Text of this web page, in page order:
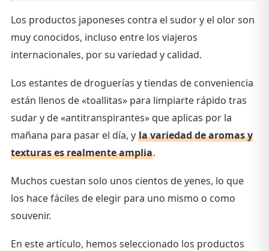
Los productos japoneses contra el sudor y el olor son
muy conocidos, incluso entre los viajeros
internacionales, por su variedad y calidad.
Los estantes de droguerías y tiendas de conveniencia
están llenos de «toallitas» para limpiarte rápido tras
sudar y de «antitranspirantes» que aplicas por la
mañana para pasar el día, y la variedad de aromas y
texturas es realmente amplia.
Muchos cuestan solo unos cientos de yenes, lo que
los hace fáciles de elegir para uno mismo o como
souvenir.
En este artículo, hemos seleccionado los productos